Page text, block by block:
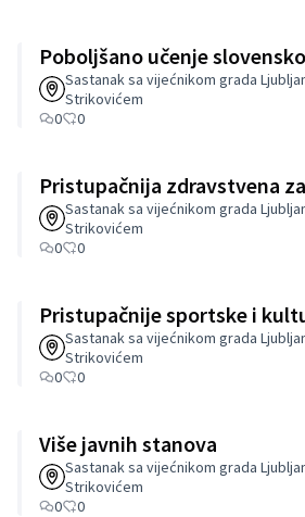
Poboljšano učenje
Sastanak sa vijećnikom grada
Strikovićem
0
0
Pristupačnija zdravstvena
Sastanak sa vijećnikom grada
Strikovićem
0
0
Pristupačnije sportske i
Sastanak sa vijećnikom grada
Strikovićem
0
0
Više javnih stanova
Sastanak sa vijećnikom grada
Strikovićem
0
0